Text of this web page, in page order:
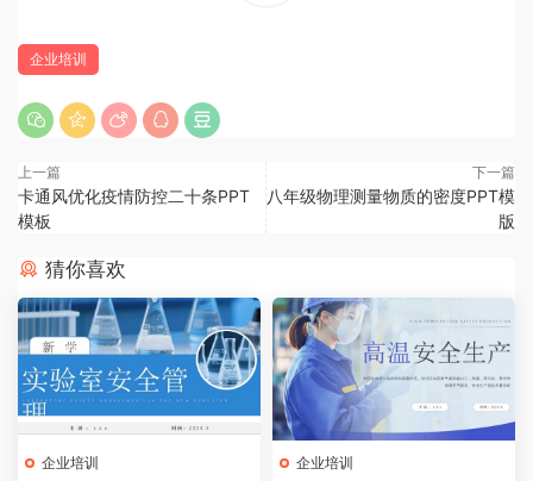
企业培训
上一篇
卡通风优化疫情防控二十条PPT
模板
下一篇
八年级物理测量物质的密度PPT模
版
猜你喜欢
企业培训 企业培训